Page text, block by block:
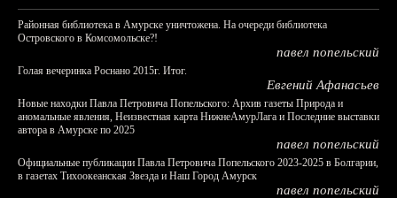
Районная библиотека в Амурске уничтожена. На очереди библиотека
Островского в Комсомольске?!
павел попельский
Голая вечеринка Роснано 2015г. Итог.
Евгений Афанасьев
Новые находки Павла Петровича Попельского: Архив газеты Природа и
аномальные явления, Неизвестная карта НижнеАмурЛага и Последние выставки
автора в Амурске по 2025
павел попельский
Официальные публикации Павла Петровича Попельского 2023-2025 в Болгарии,
в газетах Тихоокеанская Звезда и Наш Город Амурск
павел попельский